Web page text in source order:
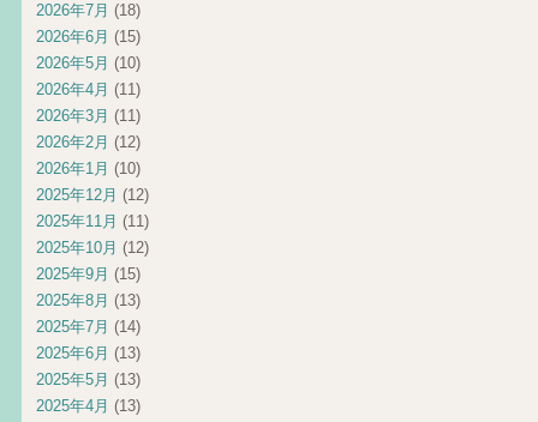
2026年7月 (18)
2026年6月 (15)
2026年5月 (10)
2026年4月 (11)
2026年3月 (11)
2026年2月 (12)
2026年1月 (10)
2025年12月 (12)
2025年11月 (11)
2025年10月 (12)
2025年9月 (15)
2025年8月 (13)
2025年7月 (14)
2025年6月 (13)
2025年5月 (13)
2025年4月 (13)